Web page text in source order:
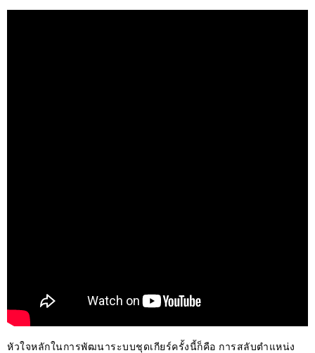
หัวใจหลักในการพัฒนาระบบชุดเกียร์ครั้งนี้ก็คือ การสลับตำแหน่ง